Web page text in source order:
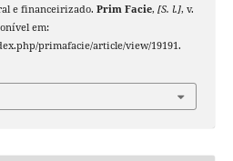
e financeirizado. Prim Facie, [S. l.], v.
em:
primafacie/article/view/19191.